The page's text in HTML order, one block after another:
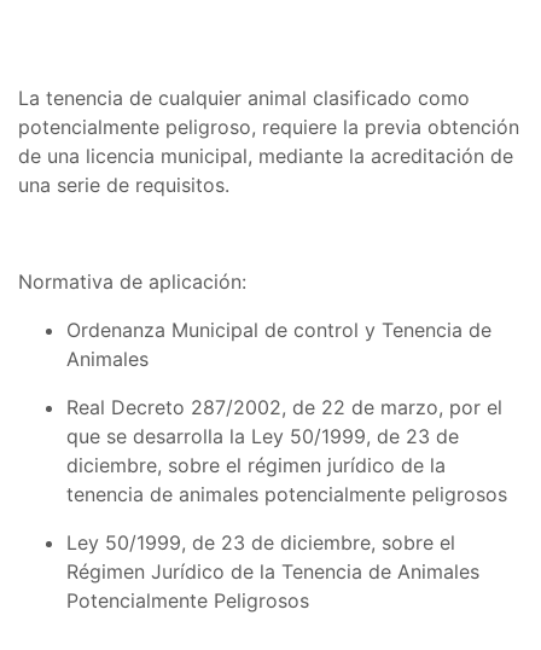
La tenencia de cualquier animal clasificado como
potencialmente peligroso, requiere la previa obtención
de una licencia municipal, mediante la acreditación de
una serie de requisitos.
Normativa de aplicación:
Ordenanza Municipal de control y Tenencia de
Animales
Real Decreto 287/2002, de 22 de marzo, por el
que se desarrolla la Ley 50/1999, de 23 de
diciembre, sobre el régimen jurídico de la
tenencia de animales potencialmente peligrosos
Ley 50/1999, de 23 de diciembre, sobre el
Régimen Jurídico de la Tenencia de Animales
Potencialmente Peligrosos